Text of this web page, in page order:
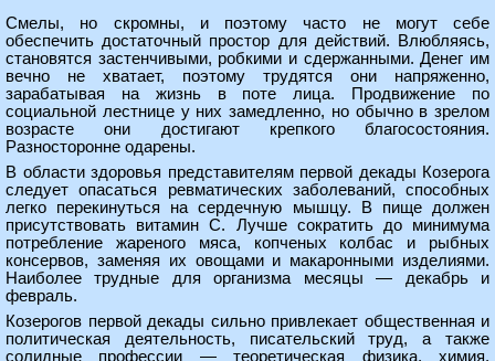
Смелы, но скромны, и поэтому часто не могут себе
обеспечить достаточный простор для действий. Влюбляясь,
становятся застенчивыми, робкими и сдержанными. Денег им
вечно не хватает, поэтому трудятся они напряженно,
зарабатывая на жизнь в поте лица. Продвижение по
социальной лестнице у них замедленно, но обычно в зрелом
возрасте они достигают крепкого благосостояния.
Разносторонне одарены.
В области здоровья представителям первой декады Козерога
следует опасаться ревматических заболеваний, способных
легко перекинуться на сердечную мышцу. В пище должен
присутствовать витамин С. Лучше сократить до минимума
потребление жареного мяса, копченых колбас и рыбных
консервов, заменяя их овощами и макаронными изделиями.
Наиболее трудные для организма месяцы — декабрь и
февраль.
Козерогов первой декады сильно привлекает общественная и
политическая деятельность, писательский труд, а также
солидные профессии — теоретическая физика, химия,